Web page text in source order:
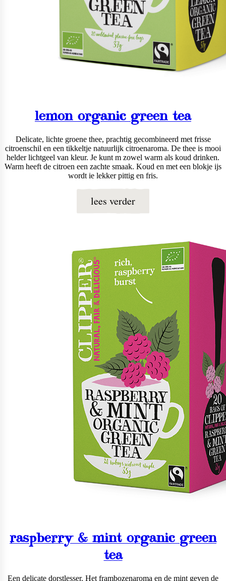
lemon organic green tea
Delicate, lichte groene thee, prachtig gecombineerd met frisse
citroenschil en een tikkeltje natuurlijk citroenaroma. De thee is mooi
helder lichtgeel van kleur. Je kunt m zowel warm als koud drinken.
Warm heeft de citroen een zachte smaak. Koud en met een blokje ijs
wordt ie lekker pittig en fris.
lees verder
raspberry & mint organic green
tea
Een delicate dorstlesser. Het frambozenaroma en de mint geven de